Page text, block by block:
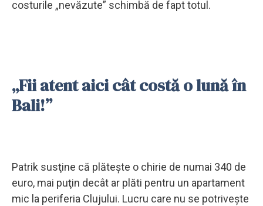
costurile „nevăzute” schimbă de fapt totul.
„Fii atent aici cât costă o lună în
Bali!”
Patrik susţine că plăteşte o chirie de numai 340 de
euro, mai puţin decât ar plăti pentru un apartament
mic la periferia Clujului. Lucru care nu se potriveşte